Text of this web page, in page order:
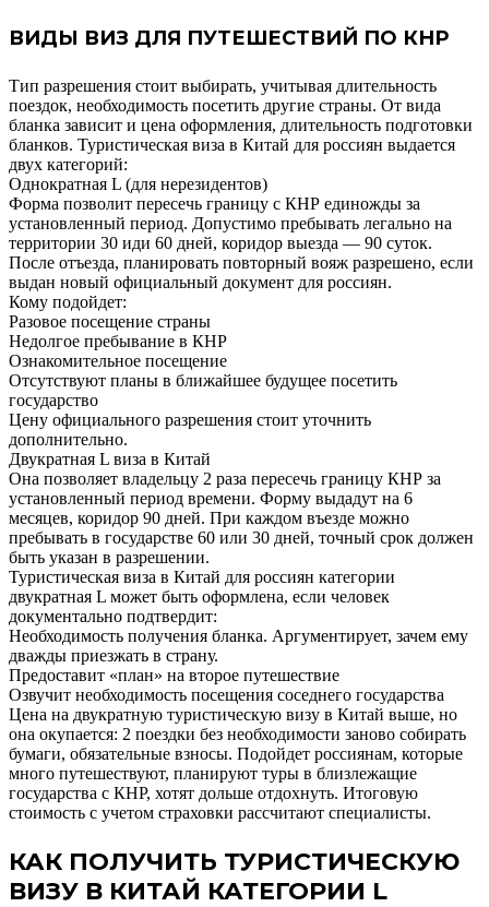
ВИДЫ ВИЗ ДЛЯ ПУТЕШЕСТВИЙ ПО КНР
Тип разрешения стоит выбирать, учитывая длительность
поездок, необходимость посетить другие страны. От вида
бланка зависит и цена оформления, длительность подготовки
бланков. Туристическая виза в Китай для россиян выдается
двух категорий:
Однократная L (для нерезидентов)
Форма позволит пересечь границу с КНР единожды за
установленный период. Допустимо пребывать легально на
территории 30 иди 60 дней, коридор выезда — 90 суток.
После отъезда, планировать повторный вояж разрешено, если
выдан новый официальный документ для россиян.
Кому подойдет:
Разовое посещение страны
Недолгое пребывание в КНР
Ознакомительное посещение
Отсутствуют планы в ближайшее будущее посетить
государство
Цену официального разрешения стоит уточнить
дополнительно.
Двукратная L виза в Китай
Она позволяет владельцу 2 раза пересечь границу КНР за
установленный период времени. Форму выдадут на 6
месяцев, коридор 90 дней. При каждом въезде можно
пребывать в государстве 60 или 30 дней, точный срок должен
быть указан в разрешении.
Туристическая виза в Китай для россиян категории
двукратная L может быть оформлена, если человек
документально подтвердит:
Необходимость получения бланка. Аргументирует, зачем ему
дважды приезжать в страну.
Предоставит «план» на второе путешествие
Озвучит необходимость посещения соседнего государства
Цена на двукратную туристическую визу в Китай выше, но
она окупается: 2 поездки без необходимости заново собирать
бумаги, обязательные взносы. Подойдет россиянам, которые
много путешествуют, планируют туры в близлежащие
государства с КНР, хотят дольше отдохнуть. Итоговую
стоимость с учетом страховки рассчитают специалисты.
КАК ПОЛУЧИТЬ ТУРИСТИЧЕСКУЮ
ВИЗУ В КИТАЙ КАТЕГОРИИ L